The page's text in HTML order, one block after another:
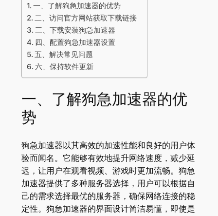
一、了解狗急加速器的优势
二、访问官方网站获取下载链接
三、下载安装狗急加速器
四、配置狗急加速器设置
五、解决常见问题
六、保持软件更新
一、了解狗急加速器的优
势
狗急加速器以其高效的加速性能和良好的用户体
验而闻名。它能够有效地提升网络速度，减少延
迟，让用户在观看视频、游戏时更加流畅。狗急
加速器提供了多种服务器选择，用户可以根据自
己的需求选择最优的服务器，确保网络连接的稳
定性。狗急加速器的界面设计简洁易懂，即使是